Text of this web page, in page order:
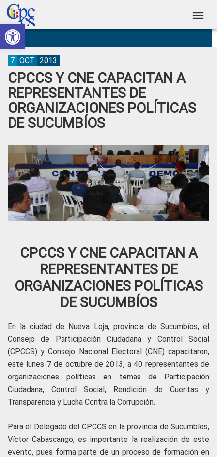
Abrir barra de herramientas
Skip
to
primary
navigation
Skip
to
main
content
Skip
to
primary
sidebar
Skip
to
footer
Consejo
de
Participación
Ciudadana
Control
Social
Construyendo
Poder
Ciudadano
CPCCS Y CNE CAPACITAN A
REPRESENTANTES DE
ORGANIZACIONES POLÍTICAS
DE SUCUMBÍOS
7 OCT 2013
CPCCS Y CNE CAPACITAN A
REPRESENTANTES DE
ORGANIZACIONES POLÍTICAS
DE SUCUMBÍOS
En la ciudad de Nueva Loja, provincia de Sucumbíos, el
Consejo de Participación Ciudadana y Control Social
(CPCCS) y Consejo Nacional Electoral (CNE) capacitaron,
este lunes 7 de octubre de 2013, a 40 representantes de
organizaciones políticas en temas de Participación
Ciudadana, Control Social, Rendición de Cuentas y
Transparencia y Lucha Contra la Corrupción.
Para el Delegado del CPCCS en la provincia de Sucumbíos,
Víctor Cabascango, es importante la realización de este
evento, pues forma parte de un proceso de formación en